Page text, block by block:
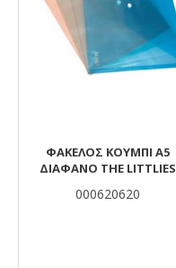
ΦΆΚΕΛΟΣ ΚΟΥΜΠΊ Α5
ΔΙΆΦΑΝΟ THE LITTLIES
000620620